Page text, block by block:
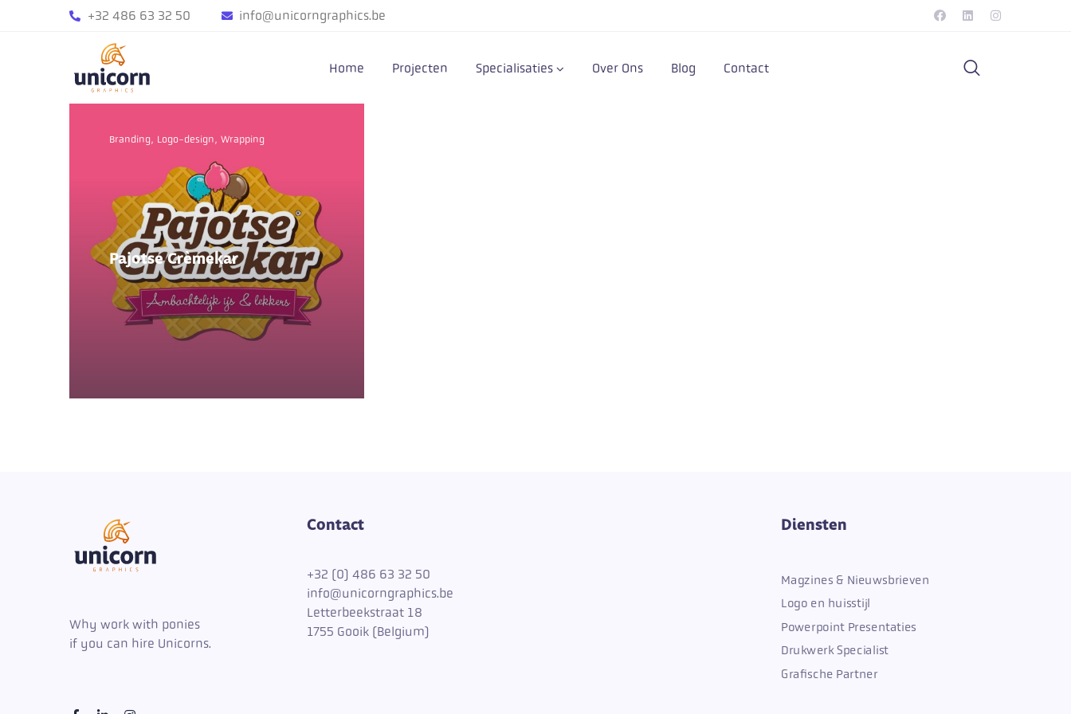
+32 486 63 32 50 info@unicorngraphics.be
Home Projecten Specialisaties Over Ons Blog Contact
Pajotse Crèmekar
Branding Logo-design Wrapping
Why work with ponies
if you can hire Unicorns.
Contact
+32 (0) 486 63 32 50
info@unicorngraphics.be
Letterbeekstraat 18
1755 Gooik (Belgium)
Diensten
Magzines & Nieuwsbrieven
Logo en huisstijl
Powerpoint Presentaties
Drukwerk Specialist
Grafische Partner